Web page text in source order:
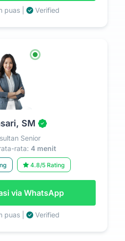
puas | Verified
SM
Senior
rata: 4 menit
4.8/5 Rating
via WhatsApp
puas | Verified